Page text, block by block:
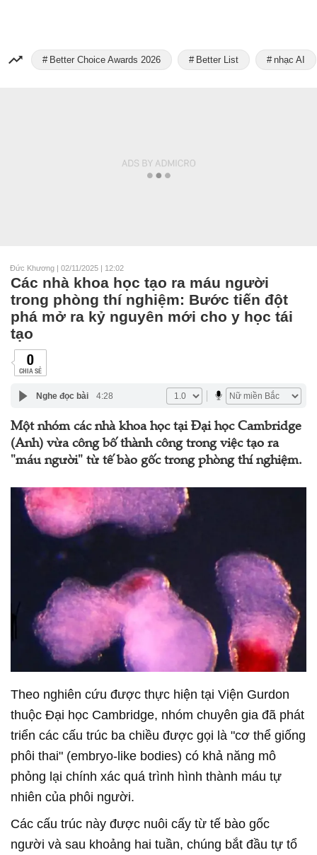
Better Choice Awards 2026 Better List nhạc AI
Đức Khương | 02/11/2025 | 12:02
Các nhà khoa học tạo ra máu người
trong phòng thí nghiệm: Bước tiến đột
phá mở ra kỷ nguyên mới cho y học tái
tạo
0
CHIA SẺ
Nghe đọc bài 4:28
Một nhóm các nhà khoa học tại Đại học Cambridge
(Anh) vừa công bố thành công trong việc tạo ra
"máu người" từ tế bào gốc trong phòng thí nghiệm.
Theo nghiên cứu được thực hiện tại Viện Gurdon
thuộc Đại học Cambridge, nhóm chuyên gia đã phát
triển các cấu trúc ba chiều được gọi là "cơ thể giống
phôi thai" (embryo-like bodies) có khả năng mô
phỏng lại chính xác quá trình hình thành máu tự
nhiên của phôi người.
Các cấu trúc này được nuôi cấy từ tế bào gốc
người và sau khoảng hai tuần, chúng bắt đầu tự tổ